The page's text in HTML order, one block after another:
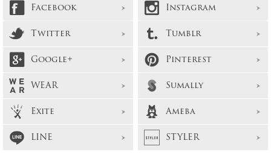
Facebook
Instagram
Twitter
Tumblr
Google+
Pinterest
WEAR
Sumally
Exite
Ameba
LINE
STYLER